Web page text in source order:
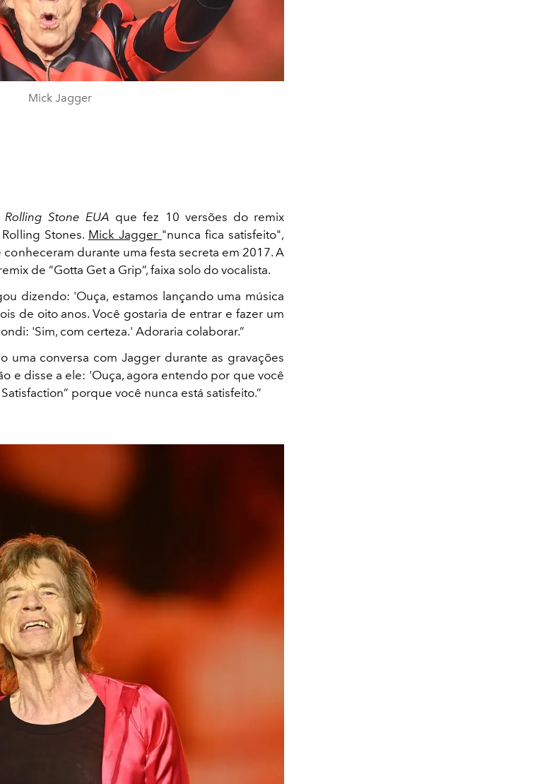
Mick Jagger
Rolling Stone EUA que fez 10 versões do remix
Stones. Mick Jagger "nunca fica satisfeito",
conheceram durante uma festa secreta em 2017. A
de “Gotta Get a Grip”, faixa solo do vocalista.
dizendo: 'Ouça, estamos lançando uma música
de oito anos. Você gostaria de entrar e fazer um
'Sim, com certeza.' Adoraria colaborar.”
uma conversa com Jagger durante as gravações
e disse a ele: 'Ouça, agora entendo por que você
porque você nunca está satisfeito.”